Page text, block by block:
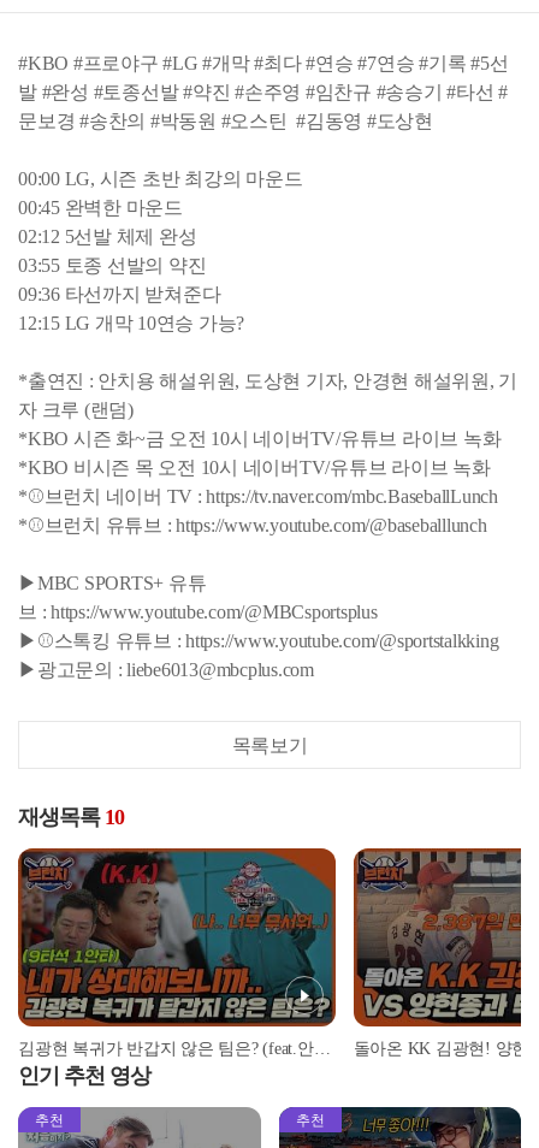
#KBO #프로야구 #LG #개막 #최다 #연승 #7연승 #기록 #5선
발 #완성 #토종선발 #약진 #손주영 #임찬규 #송승기 #타선 #
문보경 #송찬의 #박동원 #오스틴 #김동영 #도상현
00:00 LG, 시즌 초반 최강의 마운드
00:45 완벽한 마운드
02:12 5선발 체제 완성
03:55 토종 선발의 약진
09:36 타선까지 받쳐준다
12:15 LG 개막 10연승 가능?
*출연진 : 안치용 해설위원, 도상현 기자, 안경현 해설위원, 기
자 크루 (랜덤)
*KBO 시즌 화~금 오전 10시 네이버TV/유튜브 라이브 녹화
*KBO 비시즌 목 오전 10시 네이버TV/유튜브 라이브 녹화
*⚾브런치 네이버 TV : https://tv.naver.com/mbc.BaseballLunch
*⚾브런치 유튜브 : https://www.youtube.com/@baseballlunch
▶MBC SPORTS+ 유튜
브 : https://www.youtube.com/@MBCsportsplus
▶⚾스톡킹 유튜브 : https://www.youtube.com/@sportstalkking
▶광고문의 : liebe6013@mbcplus.com
목록보기
재생목록 10
김광현 복귀가 반갑지 않은 팀은? (feat.안치용 vs 김광현 상대전적) | #베이스볼런치 2022.03.11
인기 추천 영상
추천 추천